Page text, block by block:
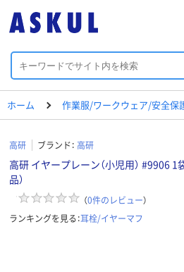
ホーム 作業服/ワークウェア/安全保
高研 ブランド： 高研
高研 イヤープレーン（小児用） #9906 1
品）
（0件のレビュー）
ランキングを見る：耳栓/イヤーマフ